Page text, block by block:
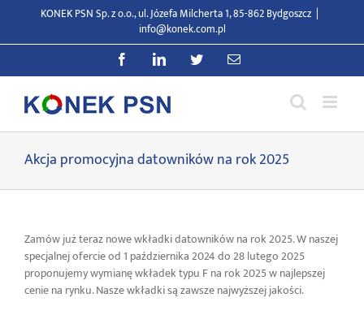
zawartości
KONEK PSN Sp. z o.o., ul. Józefa Milcherta 1, 85-862 Bydgoszcz |
info@konek.com.pl
FacebookLinkedInTwitterE-
Akcja promocyjna datowników na rok 2025
Zamów już teraz nowe wkładki datowników na rok 2025. W naszej
specjalnej ofercie od 1 października 2024 do 28 lutego 2025
proponujemy wymianę wkładek typu F na rok 2025 w najlepszej
cenie na rynku. Nasze wkładki są zawsze najwyższej jakości.